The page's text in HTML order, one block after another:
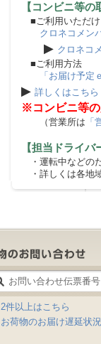
【コンビニ等
■ご利用いただけ
クロネコメン
▶ クロネコ
■ご利用方法
「お届け予定
▶ 詳しくはこちら
※コンビニ等の
（営業所は 「
【担当ドライバ
・運転中などの
・詳しくは各地
2件以上はこちら
お荷物のお届け遅延状